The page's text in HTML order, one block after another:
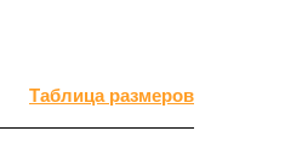
Таблица размеров